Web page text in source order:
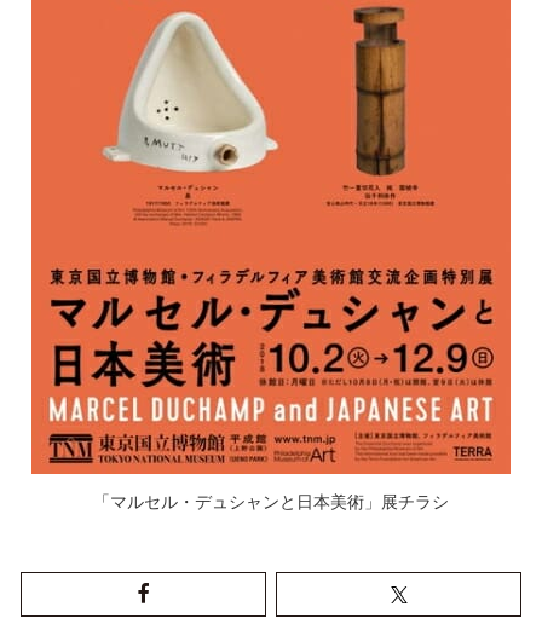
「マルセル・デュシャンと日本美術」展チラシ